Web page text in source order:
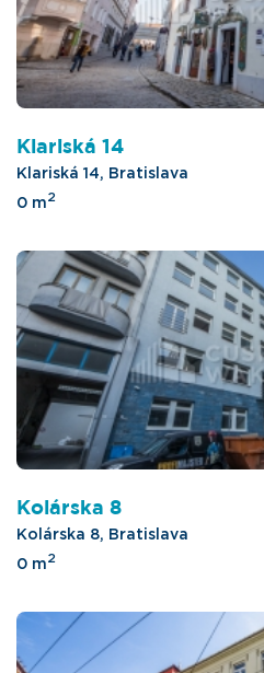
Klariská 14
Klariská 14, Bratislava
0 m2
Kolárska 8
Kolárska 8, Bratislava
0 m2